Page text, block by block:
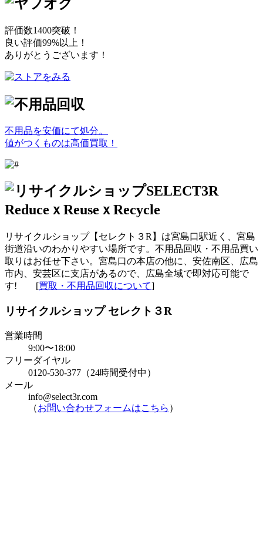
評価数1400突破！
良い評価99%以上！
ありがとうございます！
不用品を安価にて処分。
値がつくものは高価買取！
リサイクルショップ【セレクト３R】は宮島口駅近く、宮島
街道沿いのわかりやすい場所です。不用品回収・不用品買い
取りはお任せ下さい。宮島口の本店の他に、安佐南区、広島
市内、安芸区に支店があるので、広島全域で即対応可能で
す! [買取・不用品回収について]
リサイクルショップ セレクト３R
営業時間
9:00〜18:00
フリーダイヤル
0120-530-377（24時間受付中）
メール
info@select3r.com
（お問い合わせフォームはこちら ）